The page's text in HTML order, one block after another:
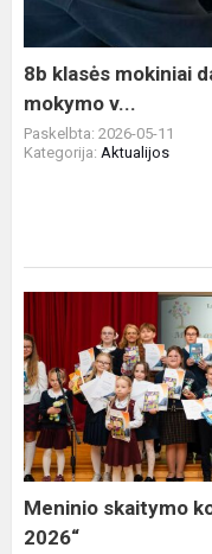
probleminio
mokymo
v...
8b klasės mokiniai
mokymo v...
Paskelbta: 2026-05-11
Kategorija: Aktualijos
skaitymo
konkursas
„Mane
augina
žodžiai
2026“
Meninio skaitymo
2026“